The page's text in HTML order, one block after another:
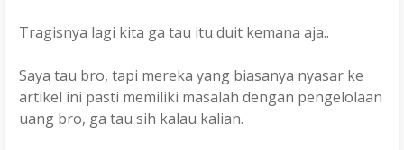
Tragisnya lagi kita ga tau itu duit kemana aja..
Saya tau bro, tapi mereka yang biasanya nyasar ke
artikel ini pasti memiliki masalah dengan pengelolaan
uang bro, ga tau sih kalau kalian.